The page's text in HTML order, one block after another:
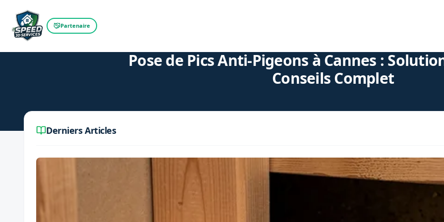
Partenaire
Retour au blog
Pose de Pics Anti-Pigeons à Cannes :
Conseils Complet
Derniers Articles